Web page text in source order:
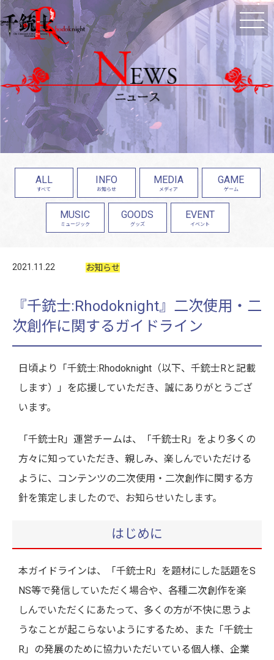
ALL
すべて
INFO
お知らせ
MEDIA
メディア
GAME
ゲーム
MUSIC
ミュージック
GOODS
グッズ
EVENT
イベント
2021.11.22 お知らせ
『千銃士:Rhodoknight』二次使用・二
次創作に関するガイドライン
日頃より「千銃士:Rhodoknight（以下、千銃士Rと記載
します）」を応援していただき、誠にありがとうござ
います。
「千銃士R」運営チームは、「千銃士R」をより多くの
方々に知っていただき、親しみ、楽しんでいただける
ように、コンテンツの二次使用・二次創作に関する方
針を策定しましたので、お知らせいたします。
はじめに
本ガイドラインは、「千銃士R」を題材にした話題をS
NS等で発信していただく場合や、各種二次創作を楽
しんでいただくにあたって、多くの方が不快に思うよ
うなことが起こらないようにするため、また「千銃士
R」の発展のために協力いただいている個人様、企業